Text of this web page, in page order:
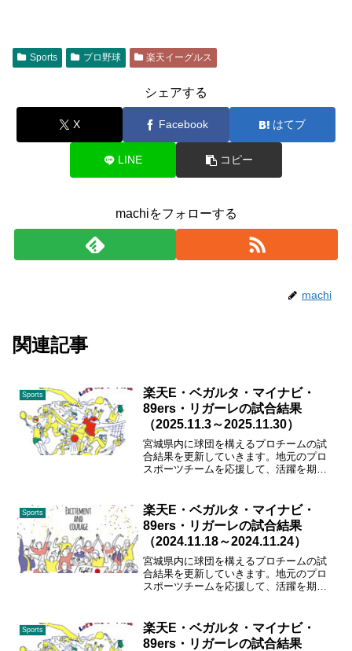
Sports プロ野球 楽天イーグルス
シェアする
X Facebook はてブ
LINE コピー
machiをフォローする
machi
関連記事
Sports
楽天E・ベガルタ・マイナビ・
89ers・リガーレの試合結果
（2025.11.3～2025.11.30）
宮城県内に球団を構えるプロチームの試
合結果を更新していきます。地元のプロ
スポーツチームを応援して、活躍を期待
台！！
Sports
楽天E・ベガルタ・マイナビ・
89ers・リガーレの試合結果
（2024.11.18～2024.11.24）
宮城県内に球団を構えるプロチームの試
合結果を更新していきます。地元のプロ
スポーツチームを応援して、活躍を期待
台！！
Sports
楽天E・ベガルタ・マイナビ・
89ers・リガーレの試合結果